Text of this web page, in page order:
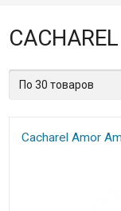
CACHAREL
Cacharel Amor